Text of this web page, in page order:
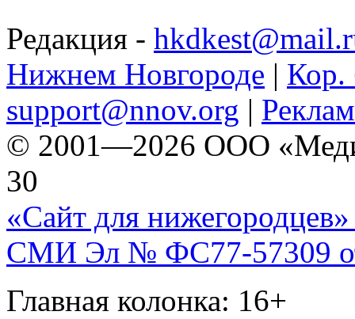
Редакция -
Нижнем Новгороде | Кор.
support@nnov.org |
© 2001—2026 ООО
30
«Сайт для нижегородцев»
СМИ Эл № ФС77-57309
Главная колонка: 16+